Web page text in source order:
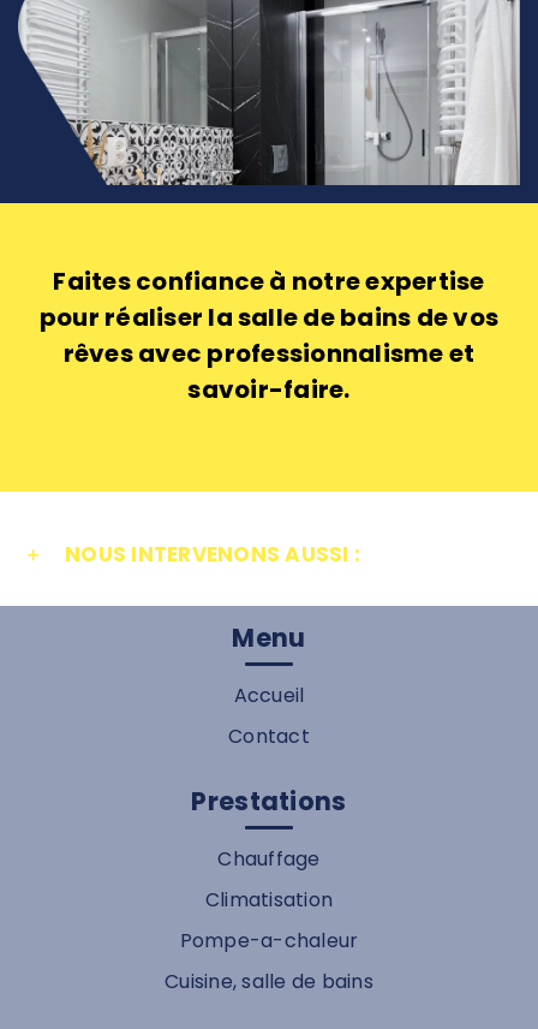
Faites confiance à notre expertise
pour réaliser la salle de bains de vos
rêves avec professionnalisme et
savoir-faire.
NOUS INTERVENONS AUSSI :
Menu
Accueil
Contact
Prestations
Chauffage
Climatisation
Pompe-a-chaleur
Cuisine, salle de bains